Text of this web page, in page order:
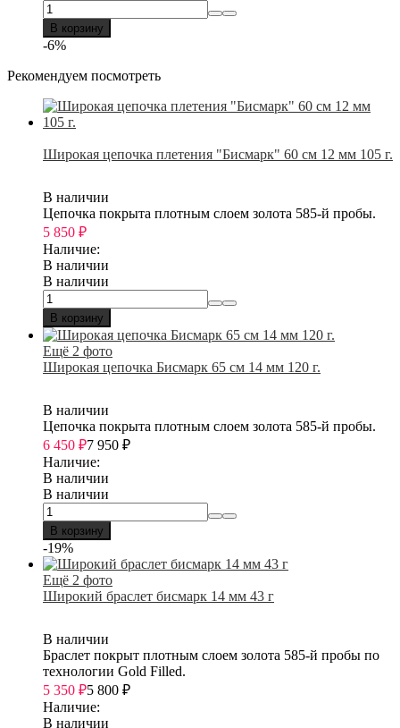
В корзину
-6%
Рекомендуем посмотреть
Широкая цепочка плетения "Бисмарк" 60 см 12 мм 105 г.
В наличии
Цепочка покрыта плотным слоем золота 585-й пробы.
5 850 ₽
Наличие:
В наличии
В наличии
В корзину
Ещё 2 фото
Широкая цепочка Бисмарк 65 см 14 мм 120 г.
В наличии
Цепочка покрыта плотным слоем золота 585-й пробы.
6 450 ₽7 950 ₽
Наличие:
В наличии
В наличии
В корзину
-19%
Ещё 2 фото
Широкий браслет бисмарк 14 мм 43 г
В наличии
Браслет покрыт плотным слоем золота 585-й пробы по
технологии Gold Filled.
5 350 ₽5 800 ₽
Наличие:
В наличии